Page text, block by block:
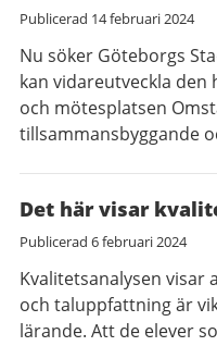
Publicerad 14 februari 2024
Nu söker Göteborgs
kan vidareutveckla
och mötesplatsen
tillsammansbyggande
Det här visar
Publicerad 6 februari 2024
Kvalitetsanalysen visar
och taluppfattning är
lärande. Att de elever